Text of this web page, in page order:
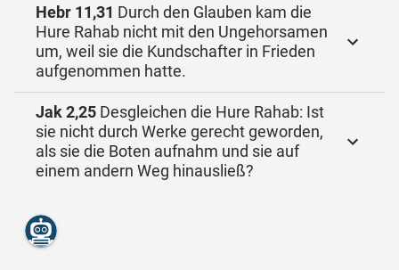
Hebr 11,31 Durch den Glauben kam die
Hure Rahab nicht mit den Ungehorsamen
um, weil sie die Kundschafter in Frieden
aufgenommen hatte.
Jak 2,25 Desgleichen die Hure Rahab: Ist
sie nicht durch Werke gerecht geworden,
als sie die Boten aufnahm und sie auf
einem andern Weg hinausließ?